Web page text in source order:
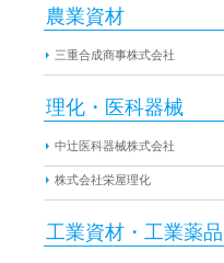
農業資材
三重合成商事株式会社
理化・医科器械
中辻医科器械株式会社
株式会社栄屋理化
工業資材・工業薬品